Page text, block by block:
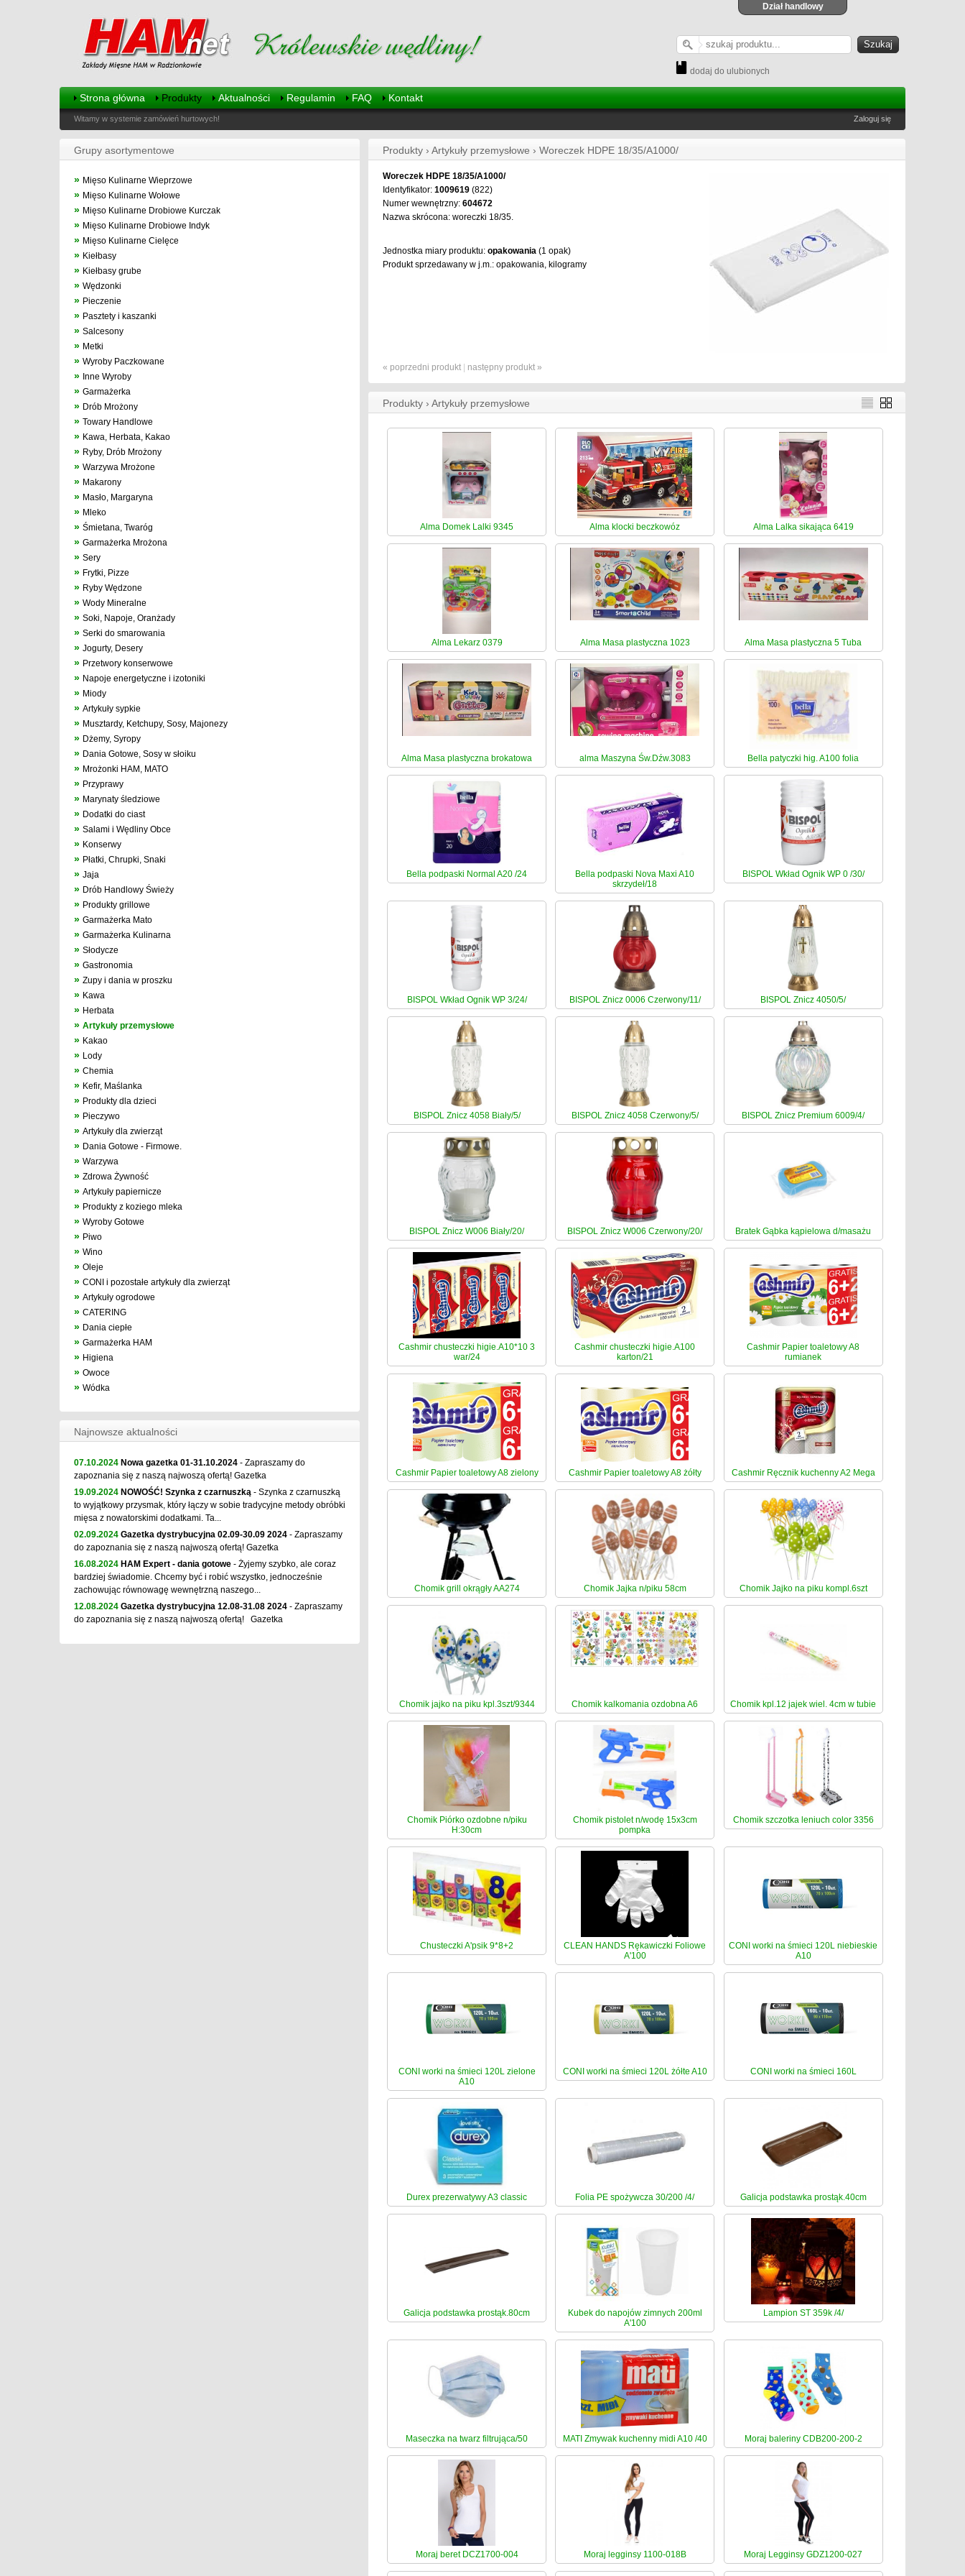
Dział handlowy
dodaj do ulubionych
Strona główna Produkty Aktualności Regulamin FAQ Kontakt
Witamy w systemie zamówień hurtowych! Zaloguj się
Grupy asortymentowe
» Mięso Kulinarne Wieprzowe
» Mięso Kulinarne Wołowe
» Mięso Kulinarne Drobiowe Kurczak
» Mięso Kulinarne Drobiowe Indyk
» Mięso Kulinarne Cielęce
» Kiełbasy
» Kiełbasy grube
» Wędzonki
» Pieczenie
» Pasztety i kaszanki
» Salcesony
» Metki
» Wyroby Paczkowane
» Inne Wyroby
» Garmażerka
» Drób Mrożony
» Towary Handlowe
» Kawa, Herbata, Kakao
» Ryby, Drób Mrożony
» Warzywa Mrożone
» Makarony
» Masło, Margaryna
» Mleko
» Śmietana, Twaróg
» Garmażerka Mrożona
» Sery
» Frytki, Pizze
» Ryby Wędzone
» Wody Mineralne
» Soki, Napoje, Oranżady
» Serki do smarowania
» Jogurty, Desery
» Przetwory konserwowe
» Napoje energetyczne i izotoniki
» Miody
» Artykuły sypkie
» Musztardy, Ketchupy, Sosy, Majonezy
» Dżemy, Syropy
» Dania Gotowe, Sosy w słoiku
» Mrożonki HAM, MATO
» Przyprawy
» Marynaty śledziowe
» Dodatki do ciast
» Salami i Wędliny Obce
» Konserwy
» Płatki, Chrupki, Snaki
» Jaja
» Drób Handlowy Świeży
» Produkty grillowe
» Garmażerka Mato
» Garmażerka Kulinarna
» Słodycze
» Gastronomia
» Zupy i dania w proszku
» Kawa
» Herbata
» Artykuły przemysłowe
» Kakao
» Lody
» Chemia
» Kefir, Maślanka
» Produkty dla dzieci
» Pieczywo
» Artykuły dla zwierząt
» Dania Gotowe - Firmowe.
» Warzywa
» Zdrowa Żywność
» Artykuły papiernicze
» Produkty z koziego mleka
» Wyroby Gotowe
» Piwo
» Wino
» Oleje
» CONI i pozostałe artykuły dla zwierząt
» Artykuły ogrodowe
» CATERING
» Dania ciepłe
» Garmażerka HAM
» Higiena
» Owoce
» Wódka
Najnowsze aktualności
07.10.2024 Nowa gazetka 01-31.10.2024 - Zapraszamy do
zapoznania się z naszą najwoszą ofertą! Gazetka
19.09.2024 NOWOŚĆ! Szynka z czarnuszką - Szynka z czarnuszką
to wyjątkowy przysmak, który łączy w sobie tradycyjne metody obróbki
mięsa z nowatorskimi dodatkami. Ta...
02.09.2024 Gazetka dystrybucyjna 02.09-30.09 2024 - Zapraszamy
do zapoznania się z naszą najwoszą ofertą! Gazetka
16.08.2024 HAM Expert - dania gotowe - Żyjemy szybko, ale coraz
bardziej świadomie. Chcemy być i robić wszystko, jednocześnie
zachowując równowagę wewnętrzną naszego...
12.08.2024 Gazetka dystrybucyjna 12.08-31.08 2024 - Zapraszamy
do zapoznania się z naszą najwoszą ofertą! Gazetka
Produkty › Artykuły przemysłowe › Woreczek HDPE 18/35/A1000/
Woreczek HDPE 18/35/A1000/
Identyfikator: 1009619 (822)
Numer wewnętrzny: 604672
Nazwa skrócona: woreczki 18/35.
Jednostka miary produktu: opakowania (1 opak)
Produkt sprzedawany w j.m.: opakowania, kilogramy
« poprzedni produkt następny produkt »
Produkty › Artykuły przemysłowe
Alma Domek Lalki 9345 Alma klocki beczkowóz Alma Lalka sikająca 6419
Alma Lekarz 0379 Alma Masa plastyczna 1023 Alma Masa plastyczna 5 Tuba
Alma Masa plastyczna brokatowa alma Maszyna Św.Dźw.3083 Bella patyczki hig. A100 folia
Bella podpaski Normal A20 /24
Bella podpaski Nova Maxi A10
skrzydeł/18
BISPOL Wkład Ognik WP 0 /30/
BISPOL Wkład Ognik WP 3/24/ BISPOL Znicz 0006 Czerwony/11/ BISPOL Znicz 4050/5/
BISPOL Znicz 4058 Biały/5/ BISPOL Znicz 4058 Czerwony/5/ BISPOL Znicz Premium 6009/4/
BISPOL Znicz W006 Biały/20/ BISPOL Znicz W006 Czerwony/20/ Bratek Gąbka kąpielowa d/masażu
Cashmir chusteczki higie.A10*10 3
war/24
Cashmir chusteczki higie.A100
karton/21
Cashmir Papier toaletowy A8
rumianek
Cashmir Papier toaletowy A8 zielony Cashmir Papier toaletowy A8 żółty Cashmir Ręcznik kuchenny A2 Mega
Chomik grill okrągły AA274 Chomik Jajka n/piku 58cm Chomik Jajko na piku kompl.6szt
Chomik jajko na piku kpl.3szt/9344 Chomik kalkomania ozdobna A6 Chomik kpl.12 jajek wiel. 4cm w tubie
Chomik Piórko ozdobne n/piku
H:30cm
Chomik pistolet n/wodę 15x3cm
pompka
Chomik szczotka leniuch color 3356
Chusteczki A'psik 9*8+2
CLEAN HANDS Rękawiczki Foliowe
A'100
CONI worki na śmieci 120L niebieskie
A10
CONI worki na śmieci 120L zielone
A10
CONI worki na śmieci 120L żółte A10 CONI worki na śmieci 160L
Durex prezerwatywy A3 classic Folia PE spożywcza 30/200 /4/ Galicja podstawka prostąk.40cm
Galicja podstawka prostąk.80cm
Kubek do napojów zimnych 200ml
A'100
Lampion ST 359k /4/
Maseczka na twarz filtrująca/50 MATI Zmywak kuchenny midi A10 /40 Moraj baleriny CDB200-200-2
Moraj beret DCZ1700-004 Moraj legginsy 1100-018B Moraj Legginsy GDZ1200-027